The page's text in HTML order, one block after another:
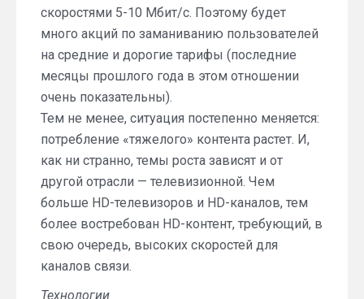
скоростями 5-10 Мбит/с. Поэтому будет
много акций по заманиванию пользователей
на средние и дорогие тарифы (последние
месяцы прошлого года в этом отношении
очень показательны).
Тем не менее, ситуация постепенно меняется:
потребление «тяжелого» контента растет. И,
как ни странно, темы роста зависят и от
другой отрасли — телевизионной. Чем
больше HD-телевизоров и HD-каналов, тем
более востребован HD-контент, требующий, в
свою очередь, высоких скоростей для
каналов связи.
Технологии